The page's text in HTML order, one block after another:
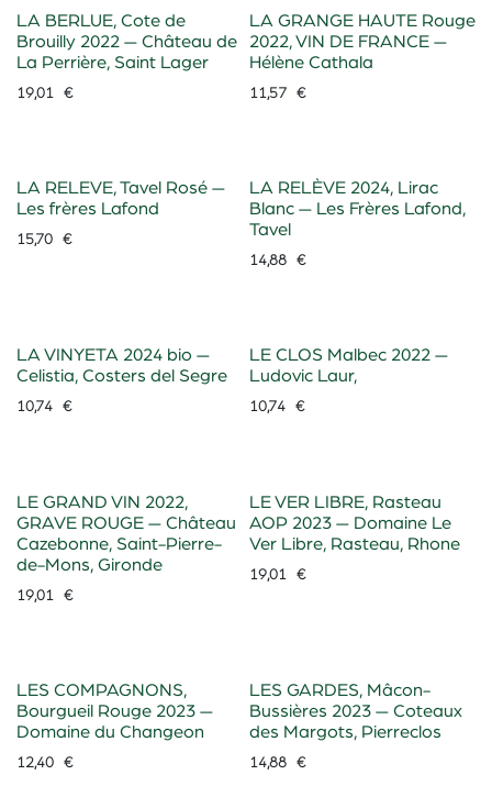
LA BERLUE, Cote de
Brouilly 2022 — Château de
La Perrière, Saint Lager
19,01 €
LA GRANGE HAUTE Rouge
2022, VIN DE FRANCE —
Hélène Cathala
11,57€
LA RELEVE, Tavel Rosé —
Les frères Lafond
15,70 €
LA RELÈVE 2024, Lirac
Blanc — Les Frères Lafond,
Tavel
14,88€
LA VINYETA 2024 bio —
Celistia, Costers del Segre
10,74 €
LE CLOS Malbec 2022 —
Ludovic Laur,
10,74€
LE GRAND VIN 2022,
GRAVE ROUGE — Château
Cazebonne, Saint-Pierre-
de-Mons, Gironde
19,01 €
LE VER LIBRE, Rasteau
AOP 2023 — Domaine Le
Ver Libre, Rasteau, Rhone
19,01 €
LES COMPAGNONS,
Bourgueil Rouge 2023 —
Domaine du Changeon
12,40 €
LES GARDES, Mâcon-
Bussières 2023 — Coteaux
des Margots, Pierreclos
14,88€